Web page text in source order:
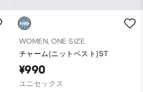
WOMEN, ONE SIZE
チャーム(ニットベスト)ST
¥990
ユニセックス